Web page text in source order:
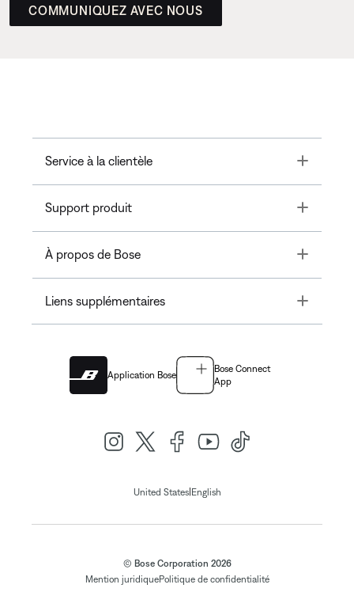
COMMUNIQUEZ AVEC NOUS
Service à la clientèle Toggle
Support produit Toggle
À propos de Bose Toggle
Liens supplémentaires Toggle
Application Bose
Bose Connect
App
United States| English
© Bose Corporation 2026
Mention juridiquePolitique de confidentialité